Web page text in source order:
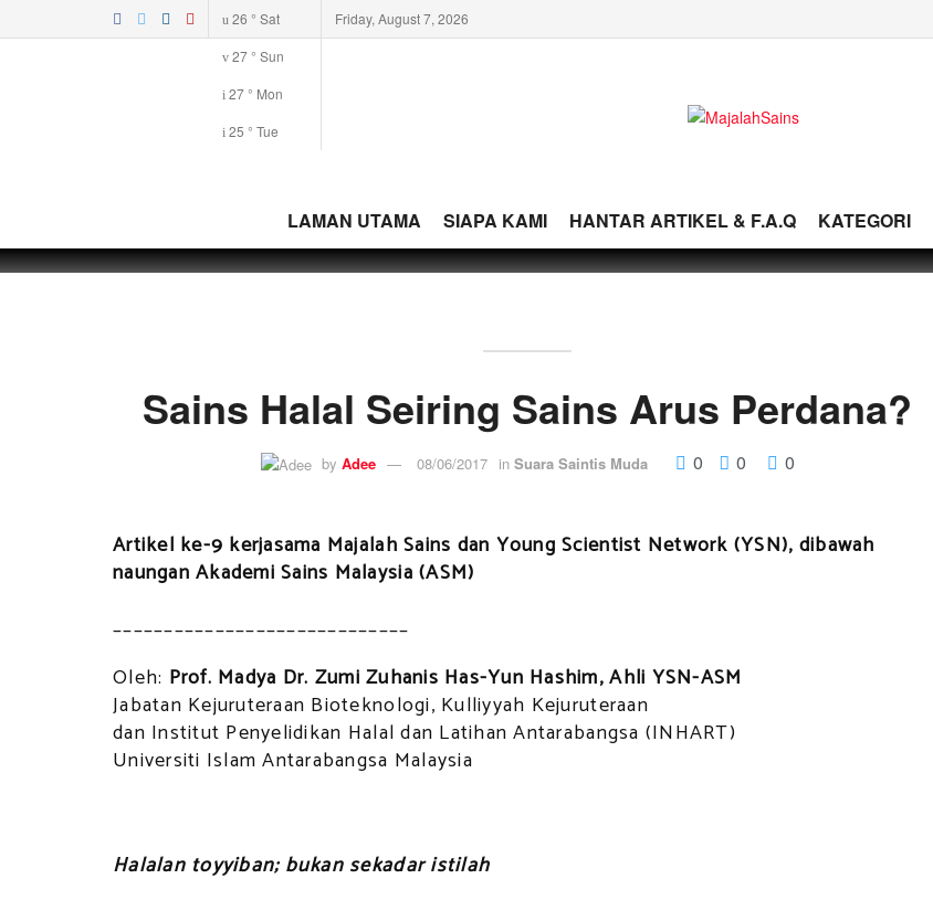
26 ° Sat
27° Sun
27° Mon
25 ° Tue
Friday, August 7, 2026
LAMAN UTAMA SIAPA KAMI HANTAR ARTIKEL & F.A.Q KATEGORI
Sains Halal Seiring Sains Arus Perdana?
by Adee 08/06/2017 in Suara Saintis Muda 0 0 0
Artikel ke-9 kerjasama Majalah Sains dan Young Scientist Network (YSN), dibawah
naungan Akademi Sains Malaysia (ASM)
_____________________________
Oleh: Prof. Madya Dr. Zumi Zuhanis Has-Yun Hashim, Ahli YSN-ASM
Jabatan Kejuruteraan Bioteknologi, Kulliyyah Kejuruteraan
dan Institut Penyelidikan Halal dan Latihan Antarabangsa (INHART)
Universiti Islam Antarabangsa Malaysia
Halalan toyyiban; bukan sekadar istilah